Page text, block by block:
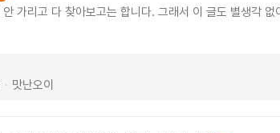
가리고 다 찾아보고는 합니다. 그래서 이 글도 별생각
장 눈에 띄는 건 주인공 장비 캐릭터입니다. 천하무적 장
어서 오히려 재밌네요. 무력으로 시원하게 다 때려 부수지
하네요. 원래부터 유비 진영을 응원하고 촉나라를 좋아하
· 맛난오이